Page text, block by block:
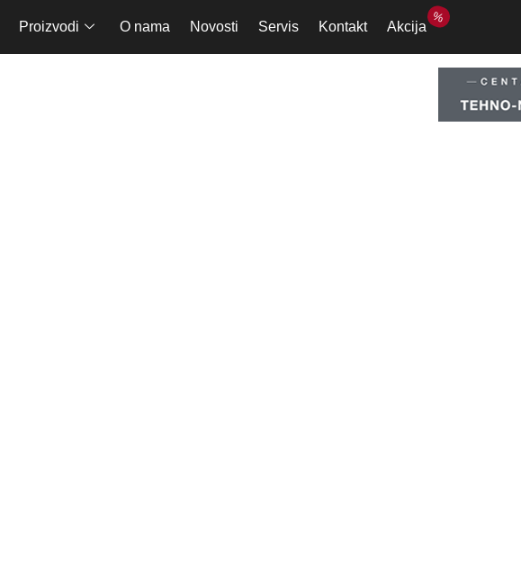
Proizvodi O nama Novosti Servis Kontakt Akcija
%